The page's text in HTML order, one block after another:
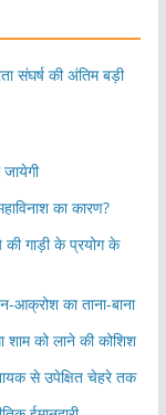
संघर्ष की अंतिम बड़ी
का कारण?
की गाड़ी के प्रयोग के
का ताना-बाना
शाम को लाने की कोशिश
से उपेक्षित चेहरे तक